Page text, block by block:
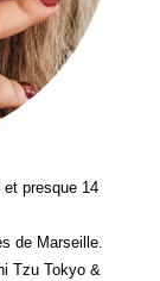
et presque 14
de Marseille.
Tzu Tokyo &